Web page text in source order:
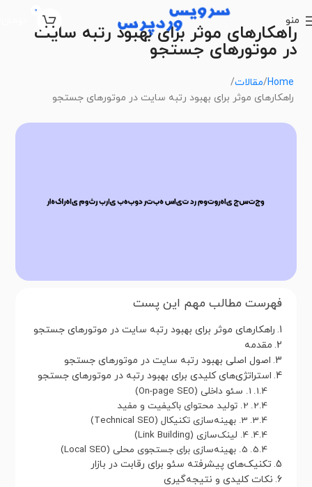
منو
0
راهکارهای موثر برای بهبود رتبه سایت
در موتورهای جستجو
Home مقالات
راهکارهای موثر برای بهبود رتبه سایت در موتورهای جستجو
فهرست مطالب مهم این پست
راهکارهای موثر برای بهبود رتبه سایت در موتورهای جستجو
مقدمه
اصول اصلی بهبود رتبه سایت در موتورهای جستجو
استراتژی‌های کلیدی برای بهبود رتبه در موتورهای جستجو
1. سئو داخلی (On-page SEO)
2. تولید محتوای باکیفیت و مفید
3. بهینه‌سازی تکنیکال (Technical SEO)
4. لینک‌سازی (Link Building)
5. بهینه‌سازی برای جستجوی محلی (Local SEO)
تکنیک‌های پیشرفته سئو برای رقابت در بازار
نکات کلیدی و نتیجه‌گیری